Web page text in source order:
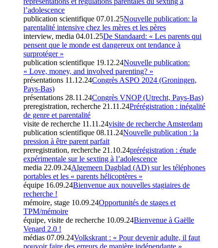
l’adolescence
publication scientifique 07.01.25Nouvelle publication: la
parentalité intensive chez les mères et les pères
interview, media 04.01.25De Standaard: « Les parents qui
pensent que le monde est dangereux ont tendance à
surprotéger »
publication scientifique 19.12.24Nouvelle publication:
« Love, money, and involved parenting? »
présentations 11.12.24Congrès ASPO 2024 (Groningen,
Pays-Bas)
présentations 28.11.24Congrès VNOP (Utrecht, Pays-Bas)
preregistration, recherche 21.11.24Prérégistration : inégalité
de genre et parentalité
visite de recherche 11.11.24visite de recherche Amsterdam
publication scientifique 08.11.24Nouvelle publication : la
pression à être parent parfait
preregistration, recherche 21.10.24prérégistration : étude
expérimentale sur le sexting à l’adolescence
media 22.09.24Algemeen Dagblad (AD) sur les téléphones
portables et les « parents hélicoptères »
équipe 16.09.24Bienvenue aux nouvelles stagiaires de
recherche !
mémoire, stage 10.09.24Opportunités de stages et
TPM/mémoire
équipe, visite de recherche 10.09.24Bienvenue à Gaëlle
Venard 2.0 !
médias 07.09.24Volkskrant : « Pour devenir adulte, il faut
pouvoir faire des erreurs de manière indépendante »